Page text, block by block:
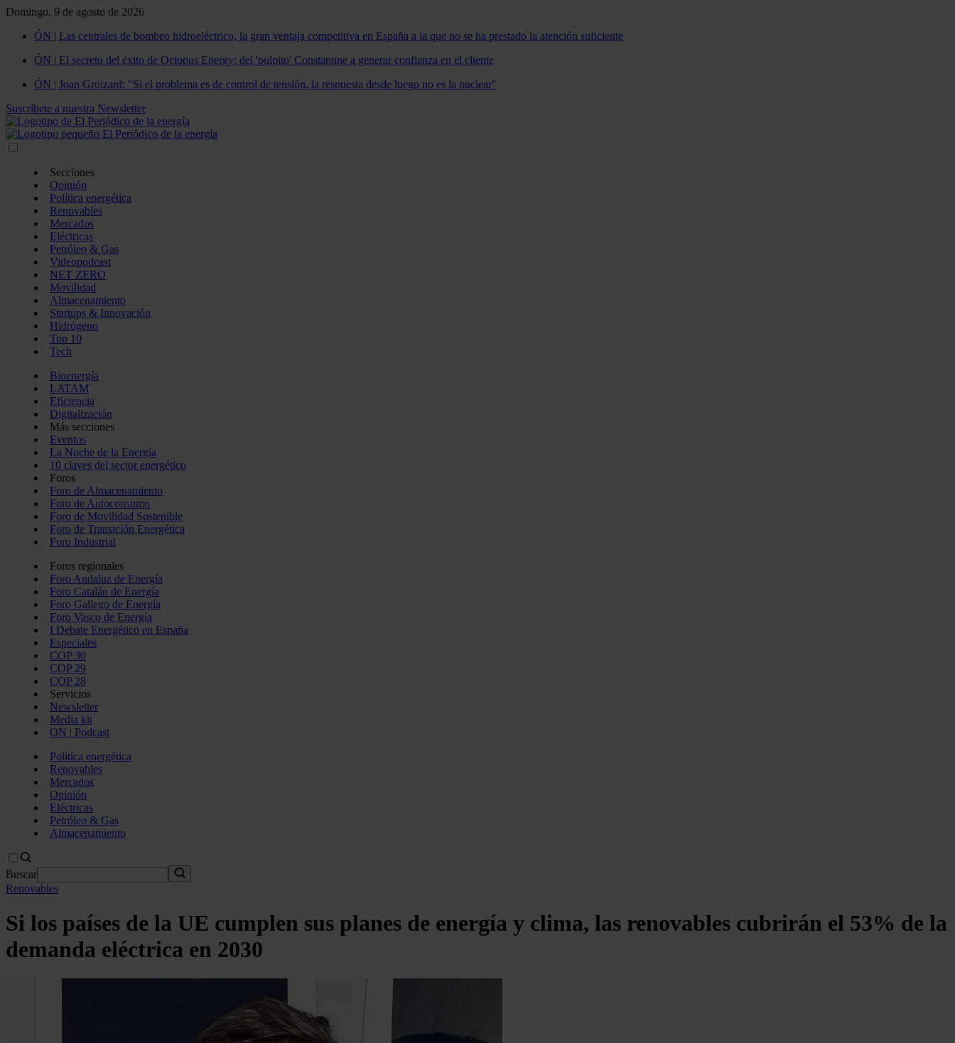
Domingo, 9 de agosto de 2026
ÓN | Las centrales de bombeo hidroeléctrico, la gran ventaja competitiva en España a la que no se ha prestado la atención suficiente
ÓN | El secreto del éxito de Octopus Energy: del 'pulpito' Constantine a generar confianza en el cliente
ÓN | Joan Groizard: "Si el problema es de control de tensión, la respuesta desde luego no es la nuclear"
Suscríbete a nuestra Newsletter
Secciones
Opinión
Política energética
Renovables
Mercados
Eléctricas
Petróleo & Gas
Videopodcast
NET ZERO
Movilidad
Almacenamiento
Startups & Innovación
Hidrógeno
Top 10
Tech
Bioenergía
LATAM
Eficiencia
Digitalización
Más secciones
Eventos
La Noche de la Energía
10 claves del sector energético
Foros
Foro de Almacenamiento
Foro de Autoconsumo
Foro de Movilidad Sostenible
Foro de Transición Energética
Foro Industrial
Foros regionales
Foro Andaluz de Energía
Foro Catalán de Energía
Foro Gallego de Energía
Foro Vasco de Energía
I Debate Energético en España
Especiales
COP 30
COP 29
COP 28
Servicios
Newsletter
Media kit
ON | Podcast
Política energética
Renovables
Mercados
Opinión
Eléctricas
Petróleo & Gas
Almacenamiento
Buscar
Renovables
Si los países de la UE cumplen sus planes de energía y clima, las renovables cubrirán el 53% de la
demanda eléctrica en 2030